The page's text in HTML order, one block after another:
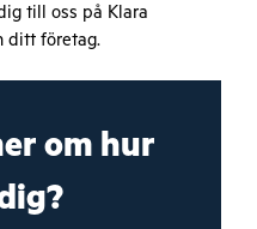
till oss på Klara
ditt företag.
om hur